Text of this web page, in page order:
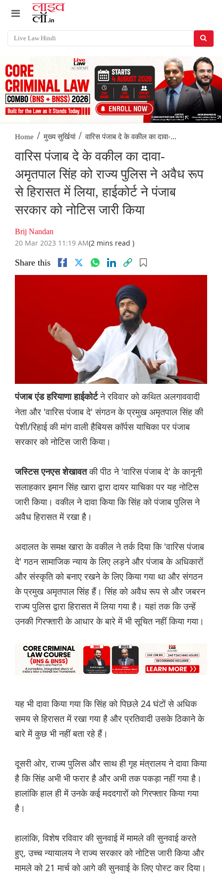
Home / मुख्य सुर्खियां / वारिस पंजाब दे के वकील का दावा-...
वारिस पंजाब दे के वकील का दावा-
अमृतपाल सिंह को राज्य पुलिस ने अवैध रूप
से हिरासत में लिया, हाईकोर्ट ने पंजाब
सरकार को नोटिस जारी किया
Brij Nandan
20 Mar 2023 11:19 AM(2 mins read )
Share this
पंजाब एंड हरियाणा हाईकोर्टने रविवार को कथित अलगाववादी
नेता और 'वारिस पंजाब दे' संगठन के प्रमुख अमृतपाल सिंह की
पेशी/रिहाई की मांग वाली हैबियस कॉर्पस याचिका पर पंजाब
सरकार को नोटिस जारी किया।
जस्टिस एनएस शेखावतकी पीठ ने 'वारिस पंजाब दे' के कानूनी
सलाहकार इमान सिंह खारा द्वारा दायर याचिका पर यह नोटिस
जारी किया। वकील ने दावा किया कि सिंह को पंजाब पुलिस ने
अवैध हिरासत में रखा है।
अदालत के समक्ष खारा के वकील ने तर्क दिया कि 'वारिस पंजाब
दे' गठन सामाजिक न्याय के लिए लड़ने और पंजाब के अधिकारों
और संस्कृति को बनाए रखने के लिए किया गया था और संगठन
के प्रमुख अमृतपाल सिंह हैं। सिंह को अवैध रूप से और जबरन
राज्य पुलिस द्वारा हिरासत में लिया गया है। यहां तक कि उन्हें
उनकी गिरफ्तारी के आधार के बारे में भी सूचित नहीं किया गया।
यह भी दावा किया गया कि सिंह को पिछले 24 घंटों से अधिक
समय से हिरासत में रखा गया है और प्रतिवादी उसके ठिकाने के
बारे में कुछ भी नहीं बता रहे हैं।
दूसरी ओर, राज्य पुलिस और साथ ही गृह मंत्रालय ने दावा किया
है कि सिंह अभी भी फरार है और अभी तक पकड़ा नहीं गया है।
हालांकि हाल ही में उनके कई मददगारों को गिरफ्तार किया गया
है।
हालांकि, विशेष रविवार की सुनवाई में मामले की सुनवाई करते
हुए, उच्च न्यायालय ने राज्य सरकार को नोटिस जारी किया और
मामले को 21 मार्च को आगे की सुनवाई के लिए पोस्ट कर दिया।